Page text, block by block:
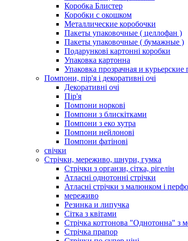
Коробка Блистер
Коробки с окошком
Металлические коробочки
Пакеты упаковочные ( целлофан )
Пакеты упаковочные ( бумажные )
Подарункові картонні коробки
Упаковка картонна
Упаковка прозрачная и курьерские
Помпони, пір'я і декоративні очі
Декоративні очі
Пір'я
Помпони норкові
Помпони з блискітками
Помпони з еко хутра
Помпони нейлонові
Помпони фатінові
свічки
Стрічки, мереживо, шнури, гумка
Стрічки з органзи, сітка, рігелін
Атласні однотонні стрічки
Атласні стрічки з малюнком і
мереживо
Резинка и липучка
Сітка з квітами
Стрічка коттонова "Однотонна" з
Стрічка прапор